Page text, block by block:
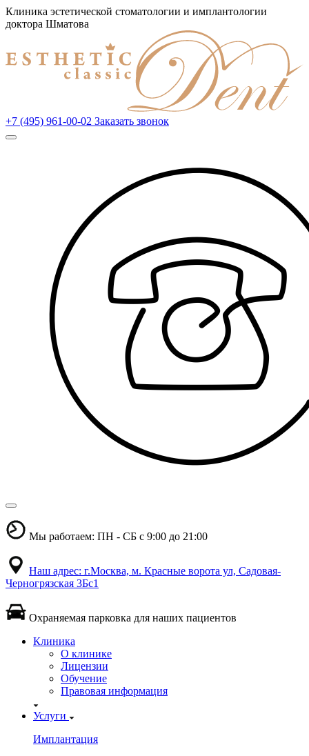
Клиника эстетической стоматологии и имплантологии
доктора Шматова
+7 (495) 961-00-02 Заказать звонок
Мы работаем: ПН - СБ с 9:00 до 21:00
Наш адрес: г.Москва, м. Красные ворота ул, Садовая-
Черногрязская 3Бс1
Охраняемая парковка для наших пациентов
Клиника
О клинике
Лицензии
Обучение
Правовая информация
Услуги
Имплантация